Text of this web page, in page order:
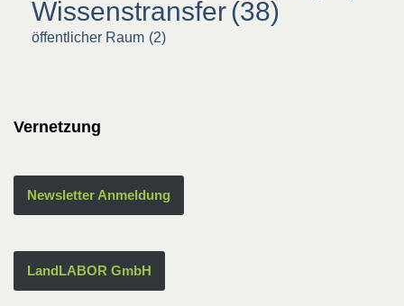
Wissenstransfer(38)
öffentlicher Raum (2)
Vernetzung
Newsletter Anmeldung
LandLABOR GmbH